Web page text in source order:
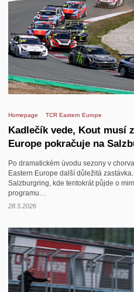
Homepage TCR Eastern Europe
Kadlečík vede, Kout musí
Europe pokračuje na
Po dramatickém úvodu sezony v
Eastern Europe další důležitá
Salzburgring, kde tentokrát půjde o
programu…
28.5.2026